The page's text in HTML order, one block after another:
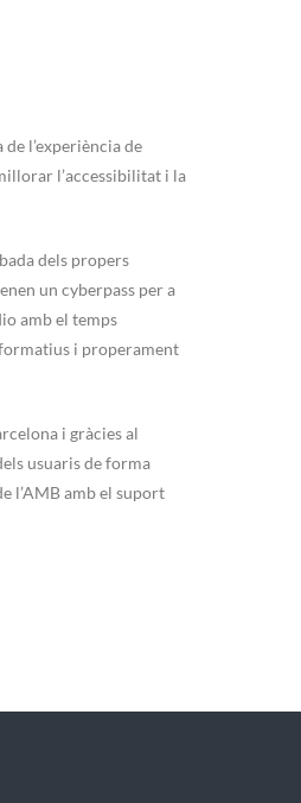
l’experiència de
l’accessibilitat i la
dels propers
un cyberpass per a
amb el temps
i properament
i gràcies al
usuaris de forma
l’AMB amb el suport